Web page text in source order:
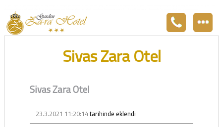
Sivas Zara Otel
Sivas Zara Otel
23.3.2021 11:20:14tarihinde eklendi